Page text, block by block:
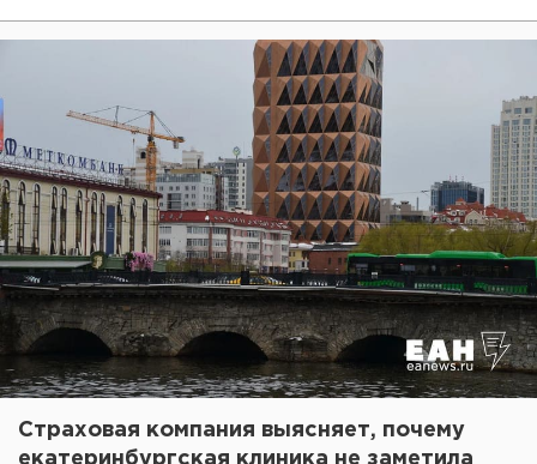
Страховая компания выясняет, почему
екатеринбургская клиника не заметила